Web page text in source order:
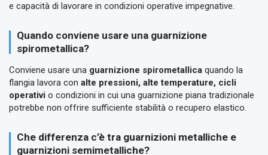
e capacità di lavorare in condizioni operative impegnative.
Quando conviene usare una guarnizione
spirometallica?
Conviene usare una guarnizione spirometallica quando la
flangia lavora con alte pressioni, alte temperature, cicli
operativi o condizioni in cui una guarnizione piana tradizionale
potrebbe non offrire sufficiente stabilità o recupero elastico.
Che differenza c’è tra guarnizioni metalliche e
guarnizioni semimetalliche?